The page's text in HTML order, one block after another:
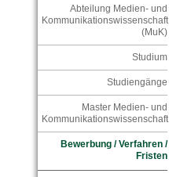
Abteilung Medien- und
Kommunikationswissenschaft
(MuK)
Studium
Studiengänge
Master Medien- und
Kommunikationswissenschaft
Bewerbung / Verfahren /
Fristen